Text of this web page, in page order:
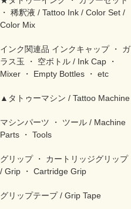
・ 稀釈液 / Tattoo Ink / Color Set /
Color Mix
インク関連品 インクキャップ ・ ガ
ラス玉 ・ 空ボトル / Ink Cap ・
Mixer ・ Empty Bottles ・ etc
▲タトゥーマシン / Tattoo Machine
マシンパーツ ・ ツール / Machine
Parts ・ Tools
グリップ ・ カートリッジグリップ
/ Grip ・ Cartridge Grip
グリップテープ / Grip Tape